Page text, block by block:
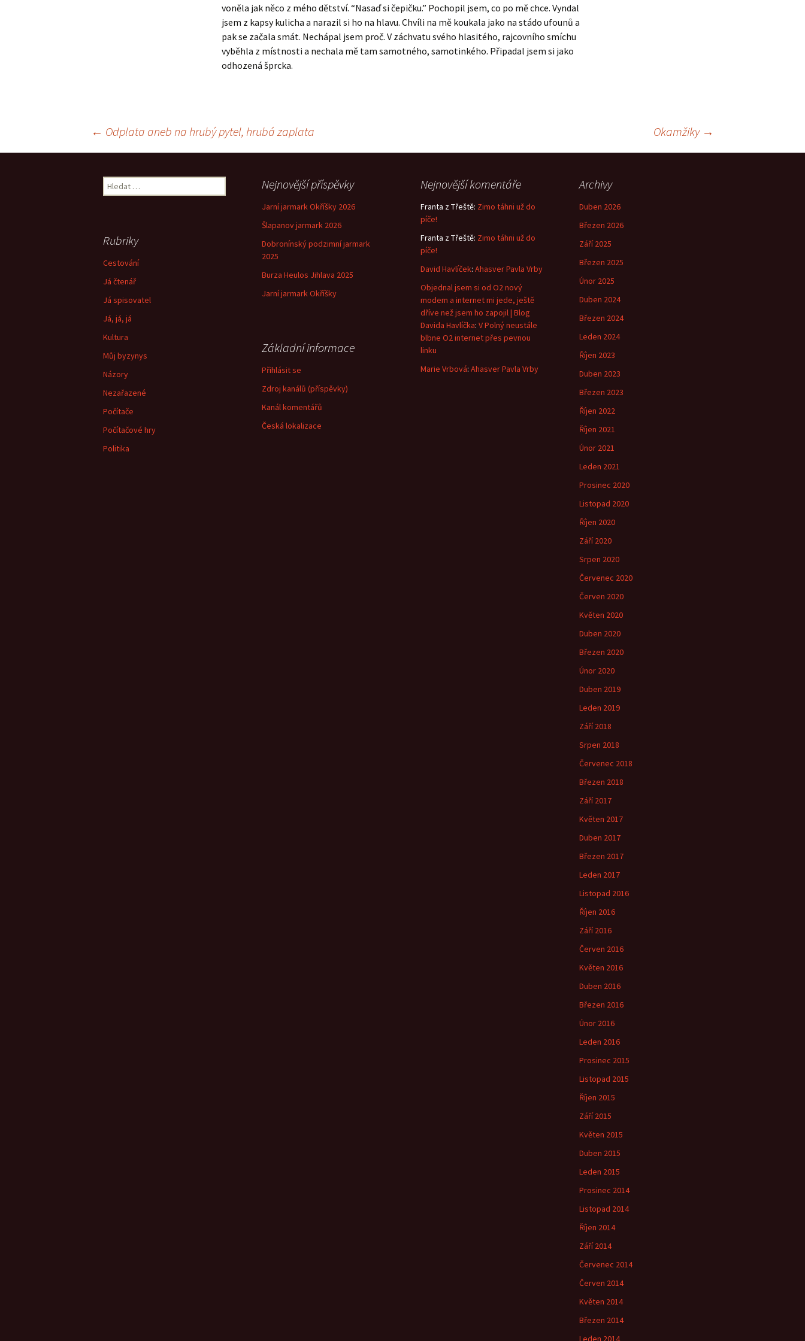
voněla jak něco z mého dětství. “Nasaď si čepičku.” Pochopil jsem, co po mě chce. Vyndal
jsem z kapsy kulicha a narazil si ho na hlavu. Chvíli na mě koukala jako na stádo ufounů a
pak se začala smát. Nechápal jsem proč. V záchvatu svého hlasitého, rajcovního smíchu
vyběhla z místnosti a nechala mě tam samotného, samotinkého. Připadal jsem si jako
odhozená šprcka.
Navigace
← Odplata aneb na hrubý pytel, hrubá zaplata Okamžiky →
Vyhledávání Nejnovější příspěvky
Jarní jarmark Okříšky 2026
Šlapanov jarmark 2026
Dobronínský podzimní jarmark
2025
Burza Heulos Jihlava 2025
Jarní jarmark Okříšky
Nejnovější komentáře
Franta z Třeště: Zimo táhni už do
píče!
Franta z Třeště: Zimo táhni už do
píče!
David Havlíček: Ahasver Pavla Vrby
Objednal jsem si od O2 nový
modem a internet mi jede, ještě
dříve než jsem ho zapojil | Blog
Davida Havlíčka: V Polný neustále
blbne O2 internet přes pevnou
linku
Marie Vrbová: Ahasver Pavla Vrby
Archivy
Duben 2026
Březen 2026
Září 2025
Březen 2025
Únor 2025
Duben 2024
Březen 2024
Leden 2024
Říjen 2023
Duben 2023
Březen 2023
Říjen 2022
Říjen 2021
Únor 2021
Leden 2021
Prosinec 2020
Listopad 2020
Říjen 2020
Září 2020
Srpen 2020
Červenec 2020
Červen 2020
Květen 2020
Duben 2020
Březen 2020
Únor 2020
Duben 2019
Leden 2019
Září 2018
Srpen 2018
Červenec 2018
Březen 2018
Září 2017
Květen 2017
Duben 2017
Březen 2017
Leden 2017
Listopad 2016
Říjen 2016
Září 2016
Červen 2016
Květen 2016
Duben 2016
Březen 2016
Únor 2016
Leden 2016
Prosinec 2015
Listopad 2015
Říjen 2015
Září 2015
Květen 2015
Duben 2015
Leden 2015
Prosinec 2014
Listopad 2014
Říjen 2014
Září 2014
Červenec 2014
Červen 2014
Květen 2014
Březen 2014
Leden 2014
Rubriky
Cestování
Já čtenář
Já spisovatel
Já, já, já
Kultura
Můj byzynys
Názory
Nezařazené
Počítače
Počítačové hry
Politika
Základní informace
Přihlásit se
Zdroj kanálů (příspěvky)
Kanál komentářů
Česká lokalizace